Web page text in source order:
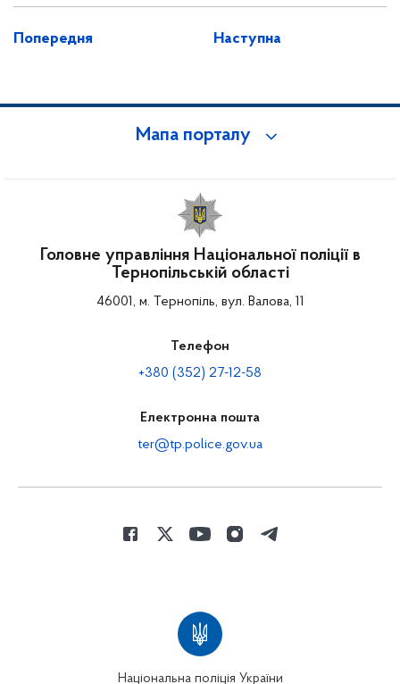
Попередня Наступна
Мапа порталу
Головне управління Національної поліції в
Тернопільській області
46001, м. Тернопіль, вул. Валова, 11
Телефон
+380 (352) 27-12-58
Електронна пошта
ter@tp.police.gov.ua
Національна поліція України